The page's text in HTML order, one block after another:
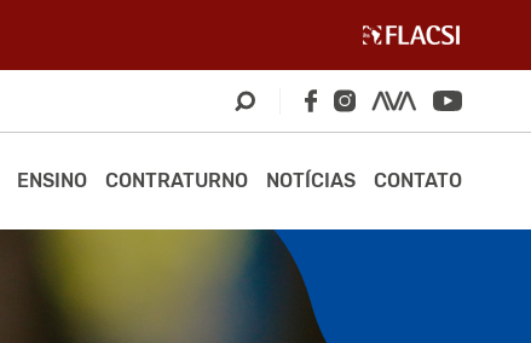
ENSINO CONTRATURNO NOTÍCIAS CONTATO